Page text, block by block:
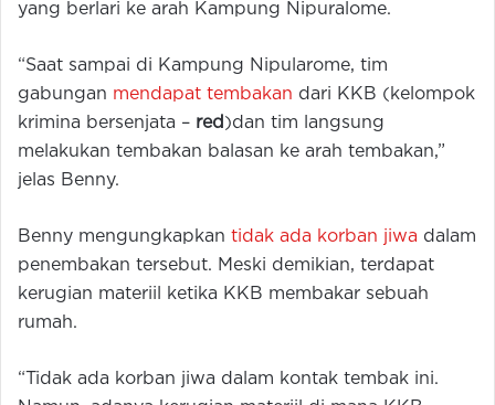
yang berlari ke arah Kampung Nipuralome.
“Saat sampai di Kampung Nipularome, tim
gabungan mendapat tembakan dari KKB (kelompok
krimina bersenjata – red )dan tim langsung
melakukan tembakan balasan ke arah tembakan,”
jelas Benny.
Benny mengungkapkan tidak ada korban jiwa dalam
penembakan tersebut. Meski demikian, terdapat
kerugian materiil ketika KKB membakar sebuah
rumah.
“Tidak ada korban jiwa dalam kontak tembak ini.